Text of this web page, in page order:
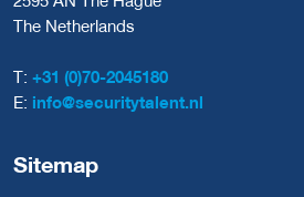
The Netherlands
T: +31 (0)70-2045180
E: info@securitytalent.nl
Sitemap